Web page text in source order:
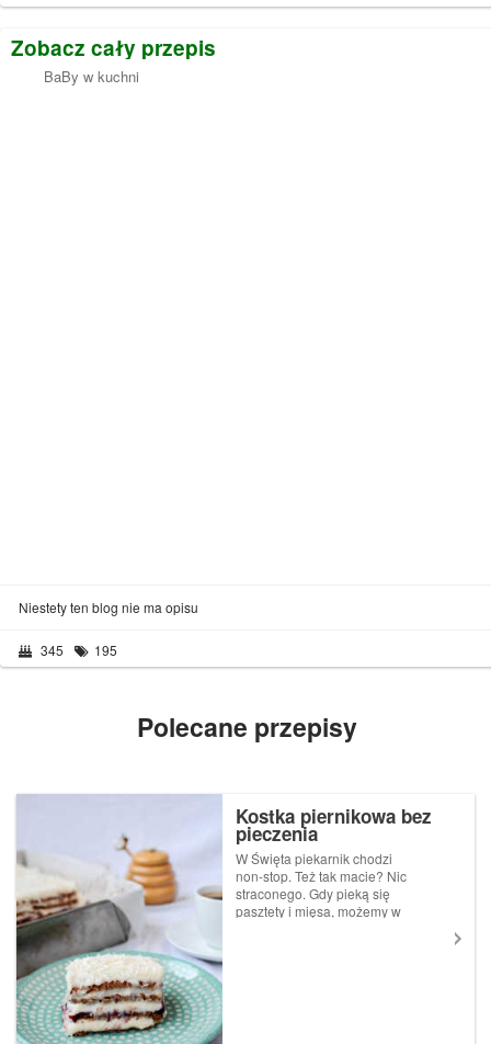
Zobacz cały przepis
BaBy w kuchni
Niestety ten blog nie ma opisu
345 195
Polecane przepisy
Kostka piernikowa bez
pieczenia
W Święta piekarnik chodzi
non-stop. Też tak macie? Nic
straconego. Gdy pieką się
pasztety i mięsa, możemy w